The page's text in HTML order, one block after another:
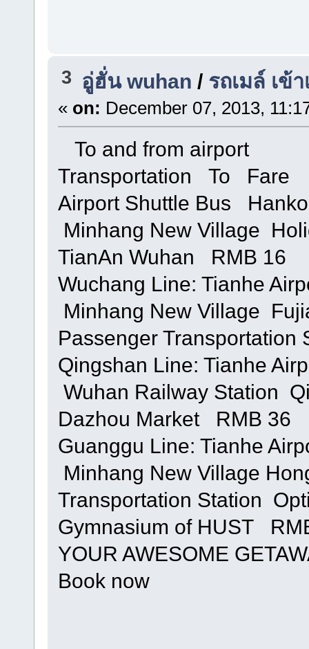
3 อู่ฮั่น wuhan / รถเมล์ เข้
« on: December 07, 2013,
To and from airport
Transportation To Fare
Airport Shuttle Bus
 Minhang New Village 
TianAn Wuhan RMB 16
Wuchang Line: Tianhe
 Minhang New Village 
Passenger
Qingshan Line: Tianhe
 Wuhan Railway Station 
Dazhou Market RMB 36
Guanggu Line: Tianhe
 Minhang New Village
Transportation Station 
Gymnasium of HUST
YOUR AWESOME
Book now